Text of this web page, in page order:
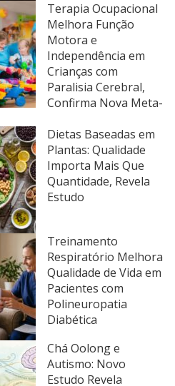
Terapia Ocupacional
Melhora Função
Motora e
Independência em
Crianças com
Paralisia Cerebral,
Confirma Nova Meta-
Dietas Baseadas em
Plantas: Qualidade
Importa Mais Que
Quantidade, Revela
Estudo
Treinamento
Respiratório Melhora
Qualidade de Vida em
Pacientes com
Polineuropatia
Diabética
Chá Oolong e
Autismo: Novo
Estudo Revela